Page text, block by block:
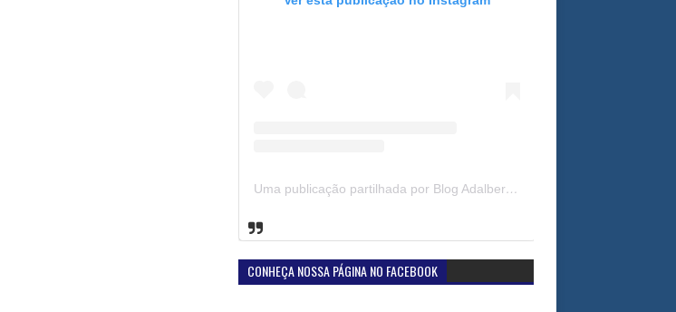
Uma publicação partilhada por Blog Adalberto Gomes Noticias (@blogadalbertogomesnoticiass)
CONHEÇA NOSSA PÁGINA NO FACEBOOK